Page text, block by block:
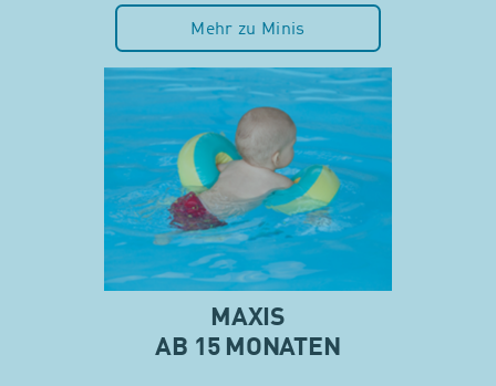
Mehr zu Minis
MAXIS
AB 15 MONATEN